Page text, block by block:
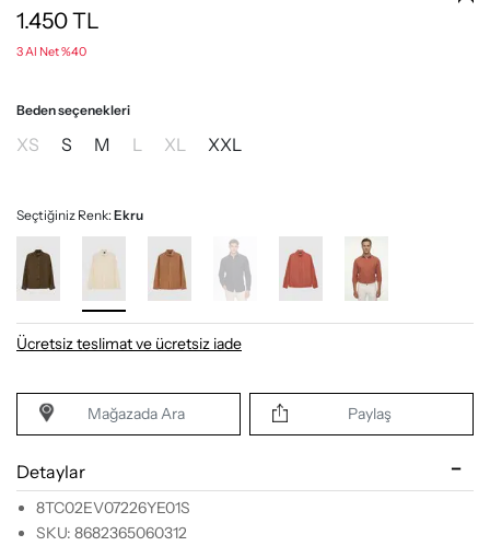
1.450TL
3 Al Net %40
Beden seçenekleri
XS S M L XL XXL
Seçtiğiniz Renk:Ekru
Ücretsiz teslimat ve ücretsiz iade
Mağazada Ara Paylaş
Detaylar
8TC02EV07226YE01S
SKU: 8682365060312